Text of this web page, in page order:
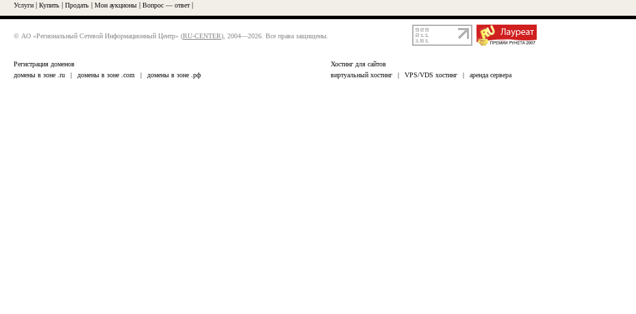
Услуги Купить Продать Мои аукционы Вопрос — ответ|
© АО «Региональный Сетевой Информационный Центр» (RU-CENTER), 2004—2026. Все права защищены.
Регистрация доменов
домены в зоне .ru
| домены в зоне .com | домены в зоне .рф
Хостинг для сайтов
виртуальный хостинг
| VPS/VDS хостинг | аренда сервера